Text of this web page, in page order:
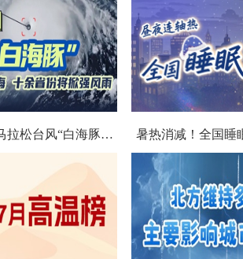
台风数字画像：马拉松台风“白海豚”将影响十余省份 暑热消减！全国睡